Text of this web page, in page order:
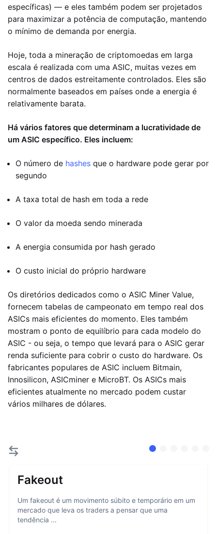
específicas) — e eles também podem ser projetados
para maximizar a potência de computação, mantendo
o mínimo de demanda por energia.
Hoje, toda a mineração de criptomoedas em larga
escala é realizada com uma ASIC, muitas vezes em
centros de dados estreitamente controlados. Eles são
normalmente baseados em países onde a energia é
relativamente barata.
Há vários fatores que determinam a lucratividade de
um ASIC específico. Eles incluem:
O número de hashes que o hardware pode gerar por
segundo
A taxa total de hash em toda a rede
O valor da moeda sendo minerada
A energia consumida por hash gerado
O custo inicial do próprio hardware
Os diretórios dedicados como o ASIC Miner Value,
fornecem tabelas de campeonato em tempo real dos
ASICs mais eficientes do momento. Eles também
mostram o ponto de equilíbrio para cada modelo do
ASIC - ou seja, o tempo que levará para o ASIC gerar
renda suficiente para cobrir o custo do hardware. Os
fabricantes populares de ASIC incluem Bitmain,
Innosilicon, ASICminer e MicroBT. Os ASICs mais
eficientes atualmente no mercado podem custar
vários milhares de dólares.
Fakeout
Um fakeout é um movimento súbito e temporário em um
mercado que leva os traders a pensar que uma
tendência ...